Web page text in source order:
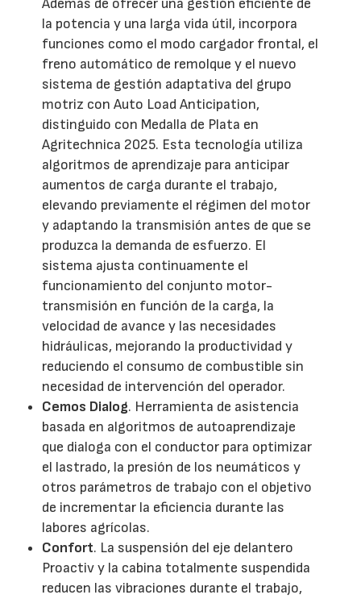
Además de ofrecer una gestión eficiente de
la potencia y una larga vida útil, incorpora
funciones como el modo cargador frontal, el
freno automático de remolque y el nuevo
sistema de gestión adaptativa del grupo
motriz con Auto Load Anticipation,
distinguido con Medalla de Plata en
Agritechnica 2025. Esta tecnología utiliza
algoritmos de aprendizaje para anticipar
aumentos de carga durante el trabajo,
elevando previamente el régimen del motor
y adaptando la transmisión antes de que se
produzca la demanda de esfuerzo. El
sistema ajusta continuamente el
funcionamiento del conjunto motor-
transmisión en función de la carga, la
velocidad de avance y las necesidades
hidráulicas, mejorando la productividad y
reduciendo el consumo de combustible sin
necesidad de intervención del operador.
Cemos Dialog. Herramienta de asistencia
basada en algoritmos de autoaprendizaje
que dialoga con el conductor para optimizar
el lastrado, la presión de los neumáticos y
otros parámetros de trabajo con el objetivo
de incrementar la eficiencia durante las
labores agrícolas.
Confort. La suspensión del eje delantero
Proactiv y la cabina totalmente suspendida
reducen las vibraciones durante el trabajo,